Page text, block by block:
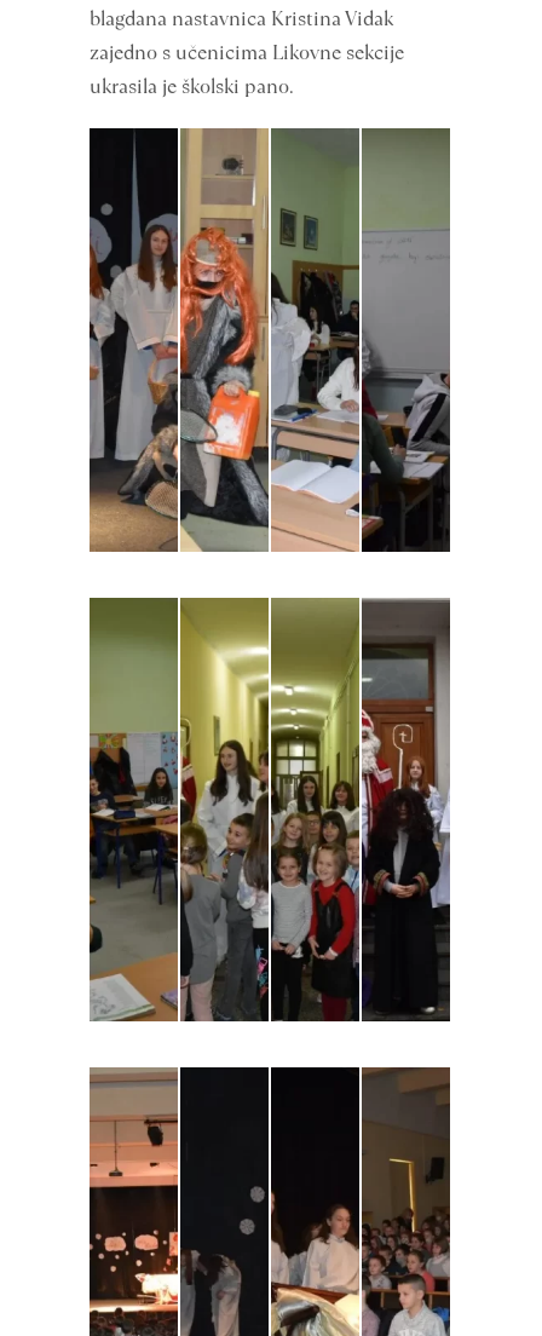
blagdana nastavnica Kristina Vidak
zajedno s učenicima Likovne sekcije
ukrasila je školski pano.